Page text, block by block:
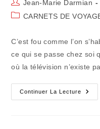
de
Jean-Marie Darmian
PostCARNETS DE
C’est fou comme l’on
ce qui se passe chez soi
où la télévision n’existe
Continuer La Lecture
Force